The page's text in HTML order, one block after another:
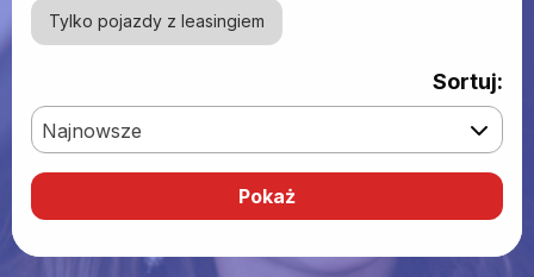
Tylko pojazdy z leasingiem
Sortuj:
Najnowsze